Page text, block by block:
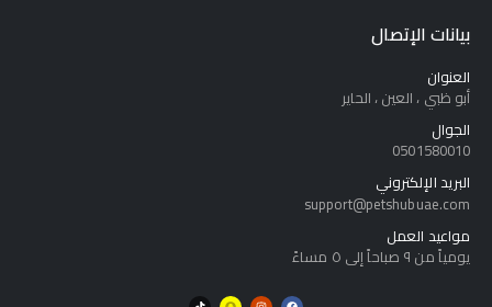
بيانات الإتصال
العنوان
أبو ظبي ، العين ، الحاير
الجوال
0501580010
البريد الإلكتروني
support@petshubuae.com
مواعيد العمل
يومياً من ٩ صباحاً إلى ٥ مساءً